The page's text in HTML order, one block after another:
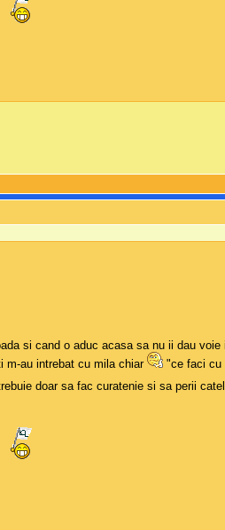
si cand o aduc acasa sa nu ii dau
m-au intrebat cu mila chiar
"ce faci cu
doar sa fac curatenie si sa perii